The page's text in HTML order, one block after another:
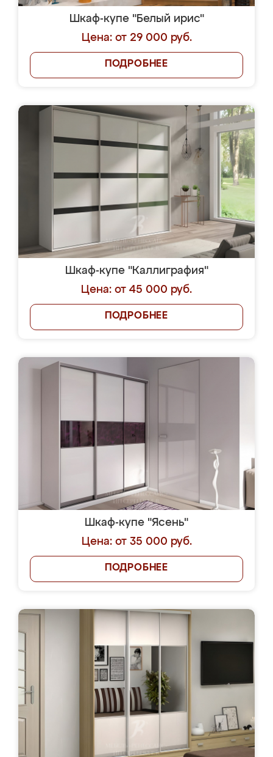
Шкаф-купе "Белый ирис"
Цена: от 29 000 руб.
ПОДРОБНЕЕ
Шкаф-купе "Каллиграфия"
Цена: от 45 000 руб.
ПОДРОБНЕЕ
Шкаф-купе "Ясень"
Цена: от 35 000 руб.
ПОДРОБНЕЕ